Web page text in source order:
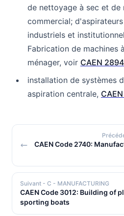
de nettoyage à sec et de
commercial;
industriels et
Fabrication de machines
ménager, voir CAEN 2894
installation de systèmes
aspiration centrale,
CAEN Code 2740:
Suivant - C - MANUFACTURING
CAEN Code 3012: Building of
sporting boats